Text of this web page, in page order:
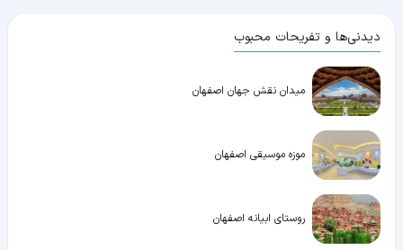
دیدنی‌ها و تفریحات محبوب
میدان نقش جهان اصفهان
موزه موسیقی اصفهان
روستای ابیانه اصفهان